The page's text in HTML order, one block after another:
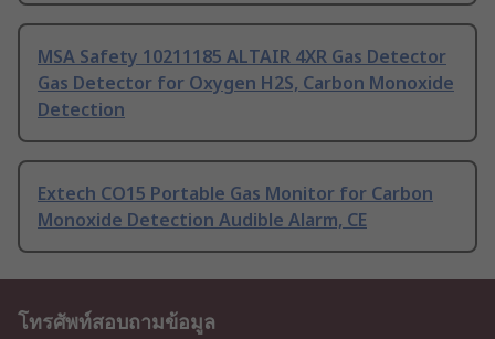
MSA Safety 10211185 ALTAIR 4XR Gas Detector
Gas Detector for Oxygen H2S, Carbon Monoxide
Detection
Extech CO15 Portable Gas Monitor for Carbon
Monoxide Detection Audible Alarm, CE
โทรศัพท์สอบถามข้อมูล